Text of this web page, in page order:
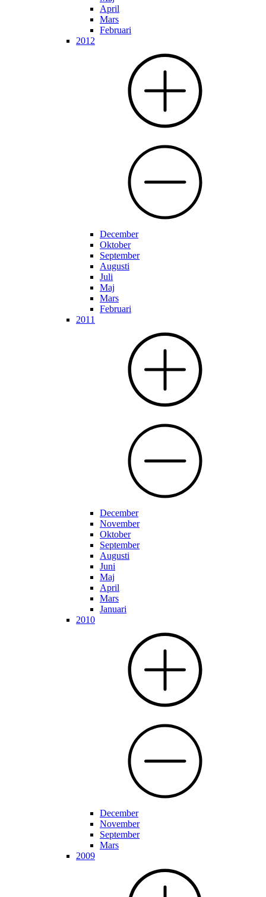
April
Mars
Februari
2012
December
Oktober
September
Augusti
Juli
Maj
Mars
Februari
2011
December
November
Oktober
September
Augusti
Juni
Maj
April
Mars
Januari
2010
December
November
September
Mars
2009